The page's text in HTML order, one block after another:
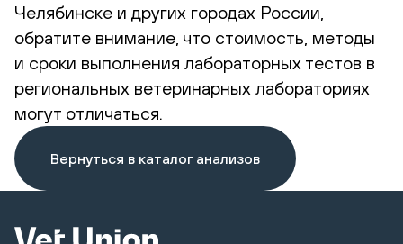
Челябинске и других городах России,
обратите внимание, что стоимость, методы
и сроки выполнения лабораторных тестов в
региональных ветеринарных лабораториях
могут отличаться.
Вернуться в каталог анализов